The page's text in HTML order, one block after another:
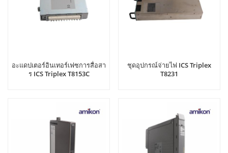
อะแดปเตอร์อินเทอร์เฟซการสื่อสา
ร ICS Triplex T8153C
ชุดอุปกรณ์จ่ายไฟ ICS Triplex
T8231